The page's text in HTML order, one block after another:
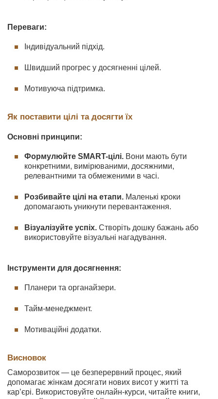
Переваги:
Індивідуальний підхід.
Швидший прогрес у досягненні цілей.
Мотивуюча підтримка.
Як поставити цілі та досягти їх
Основні принципи:
Формулюйте SMART-цілі. Вони мають бути
конкретними, вимірюваними, досяжними,
релевантними та обмеженими в часі.
Розбивайте цілі на етапи. Маленькі кроки
допомагають уникнути перевантаження.
Візуалізуйте успіх. Створіть дошку бажань або
використовуйте візуальні нагадування.
Інструменти для досягнення:
Планери та органайзери.
Тайм-менеджмент.
Мотиваційні додатки.
Висновок
Саморозвиток — це безперервний процес, який
допомагає жінкам досягати нових висот у житті та
кар’єрі. Використовуйте онлайн-курси, читайте книги,